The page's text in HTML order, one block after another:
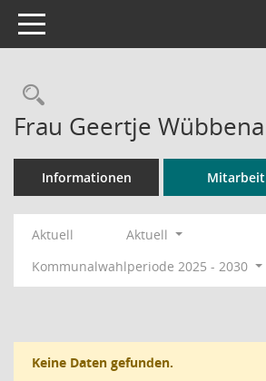
Toggle navigation
Rechercheauswahl
Frau Geertje Wübbena
Informationen Mitarbeit
Aktuell
Aktuell
Kommunalwahlperiode 2025 - 2030
Keine Daten gefunden.